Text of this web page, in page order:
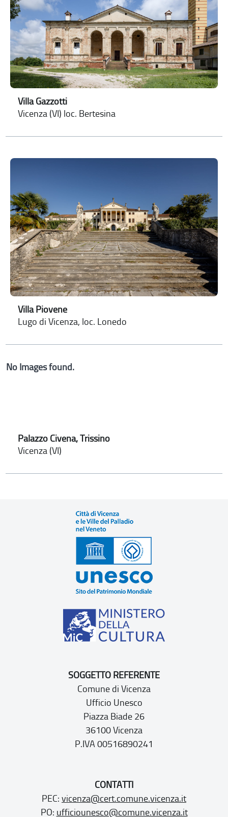
Villa Gazzotti
Vicenza (VI) loc. Bertesina
Villa Piovene
Lugo di Vicenza, loc. Lonedo
No Images found.
Palazzo Civena, Trissino
Vicenza (VI)
SOGGETTO REFERENTE
Comune di Vicenza
Ufficio Unesco
Piazza Biade 26
36100 Vicenza
P.IVA 00516890241
CONTATTI
PEC: vicenza@cert.comune.vicenza.it
PO: ufficiounesco@comune.vicenza.it